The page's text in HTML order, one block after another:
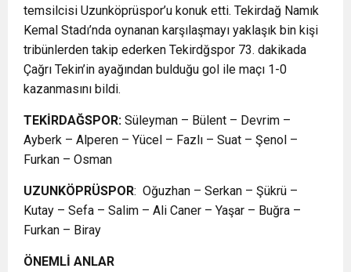
temsilcisi Uzunköprüspor’u konuk etti. Tekirdağ Namık
Kemal Stadı’nda oynanan karşılaşmayı yaklaşık bin kişi
tribünlerden takip ederken Tekirdğspor 73. dakikada
Çağrı Tekin’in ayağından bulduğu gol ile maçı 1-0
kazanmasını bildi.
TEKİRDAĞSPOR: Süleyman – Bülent – Devrim –
Ayberk – Alperen – Yücel – Fazlı – Suat – Şenol –
Furkan – Osman
UZUNKÖPRÜSPOR: Oğuzhan – Serkan – Şükrü –
Kutay – Sefa – Salim – Ali Caner – Yaşar – Buğra –
Furkan – Biray
ÖNEMLİ ANLAR